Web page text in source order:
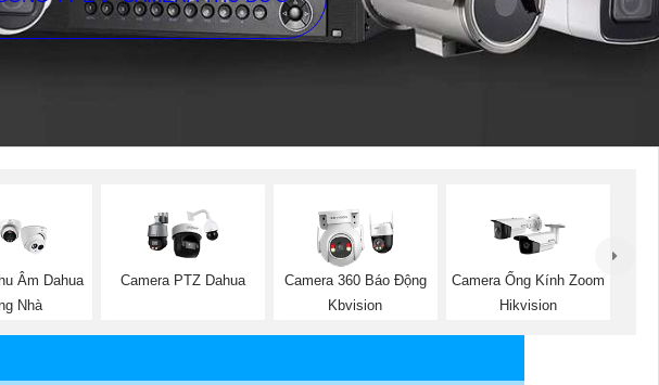
Âm Dahua
Nhà
Camera PTZ Dahua
Camera 360 Báo Động
Kbvision
Camera Ống Kính Zoom
Hikvision